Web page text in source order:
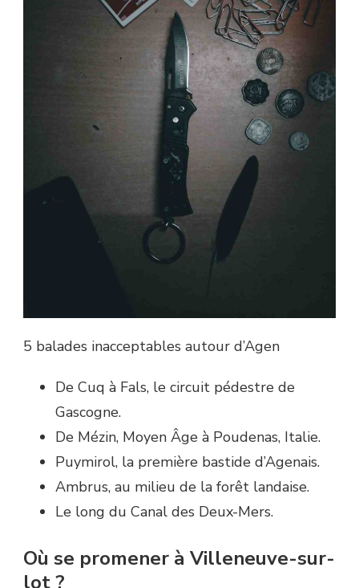
5 balades inacceptables autour d’Agen
De Cuq à Fals, le circuit pédestre de
Gascogne.
De Mézin, Moyen Âge à Poudenas, Italie.
Puymirol, la première bastide d’Agenais.
Ambrus, au milieu de la forêt landaise.
Le long du Canal des Deux-Mers.
Où se promener à Villeneuve-sur-
lot ?